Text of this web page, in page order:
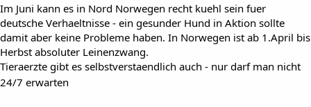
Im Juni kann es in Nord Norwegen recht kuehl sein fuer
deutsche Verhaeltnisse - ein gesunder Hund in Aktion sollte
damit aber keine Probleme haben. In Norwegen ist ab 1.April bis
Herbst absoluter Leinenzwang.
Tieraerzte gibt es selbstverstaendlich auch - nur darf man nicht
24/7 erwarten